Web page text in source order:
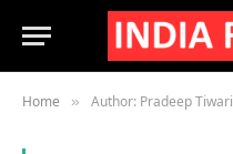
Home » Author: Pradeep Tiwari